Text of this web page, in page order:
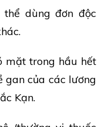
thể dùng đơn độc
mặt trong hầu hết
gan của các lương
Kạn.